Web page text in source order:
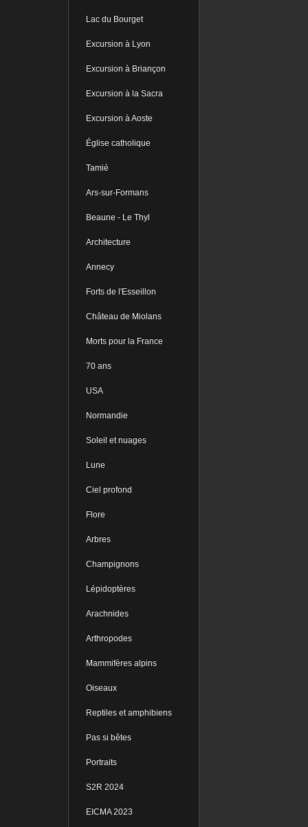
Lac du Bourget
Excursion à Lyon
Excursion à Briançon
Excursion à la Sacra
Excursion à Aoste
Église catholique
Tamié
Ars-sur-Formans
Beaune - Le Thyl
Architecture
Annecy
Forts de l'Esseillon
Château de Miolans
Morts pour la France
70 ans
USA
Normandie
Soleil et nuages
Lune
Ciel profond
Flore
Arbres
Champignons
Lépidoptères
Arachnides
Arthropodes
Mammifères alpins
Oiseaux
Reptiles et amphibiens
Pas si bêtes
Portraits
S2R 2024
EICMA 2023